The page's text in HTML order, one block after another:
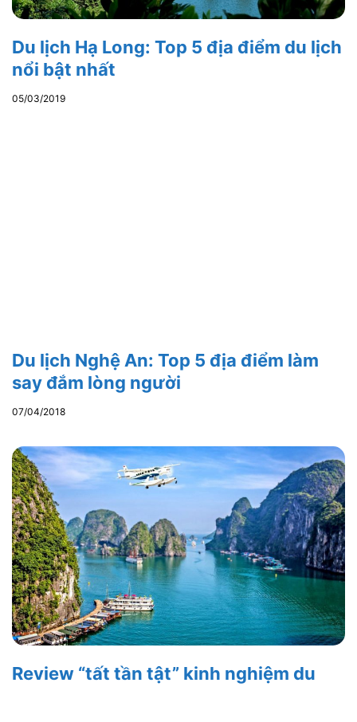
Du lịch Hạ Long: Top 5 địa điểm du lịch
nổi bật nhất
05/03/2019
Du lịch Nghệ An: Top 5 địa điểm làm
say đắm lòng người
07/04/2018
Review “tất tần tật” kinh nghiệm du